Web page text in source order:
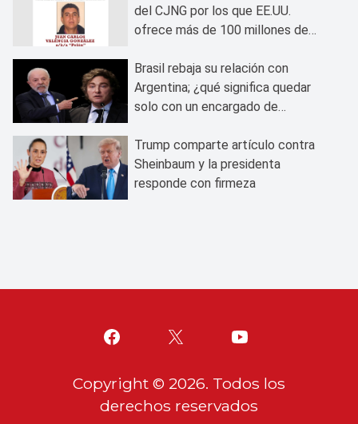
del CJNG por los que EE.UU.
ofrece más de 100 millones de
Brasil rebaja su relación con
Argentina; ¿qué significa quedar
solo con un encargado de
Trump comparte artículo contra
Sheinbaum y la presidenta
responde con firmeza
Copyright © 2026. Todos los
derechos reservados